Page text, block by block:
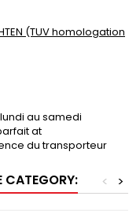
(TUV homologation
au samedi
at
du transporteur
CATEGORY: >
<